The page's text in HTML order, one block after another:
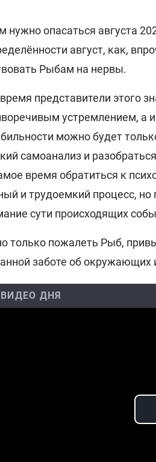
нужно опасаться августа
август, как,
Рыбам на нервы.
представители этого
устремлением, а
можно будет
самоанализ и
время обратиться к
и трудоемкий процесс, но
сути происходящих
только пожалеть Рыб,
заботе об окружающих
ВИДЕО ДНЯ